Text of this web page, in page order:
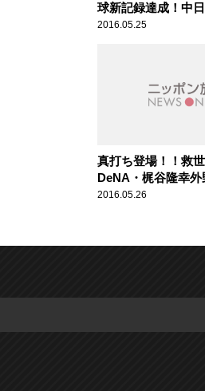
球新記録達成！中
手（26歳） スポー
2016.05.25
真打ち登場！！救
DeNA・梶谷隆幸外
歳） スポーツ人間
2016.05.26